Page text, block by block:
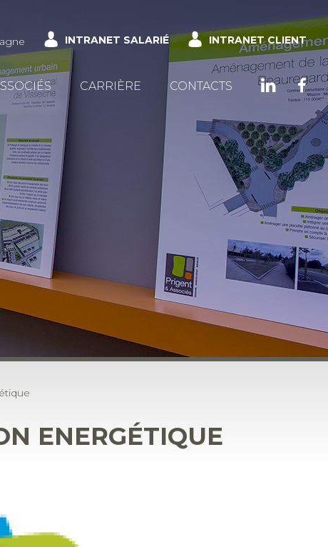
INTRANET SALARIÉ INTRANET CLIENT
CARRIÈRE CONTACTS
ENERGÉTIQUE